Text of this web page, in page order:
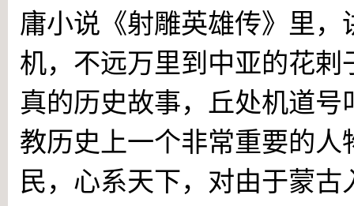
庸小说《射雕英雄传》里
机，不远万里到中亚的花
真的历史故事，丘处机道
教历史上一个非常重要的
民，心系天下，对由于蒙